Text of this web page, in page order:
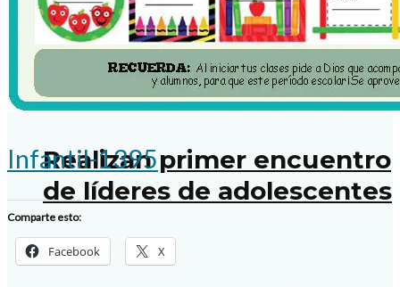
Tendrán sacerdotes
jornada de formación
Realizan primer encuentro
de líderes de adolescentes
Infantil-1395
Comparte esto:
Facebook X